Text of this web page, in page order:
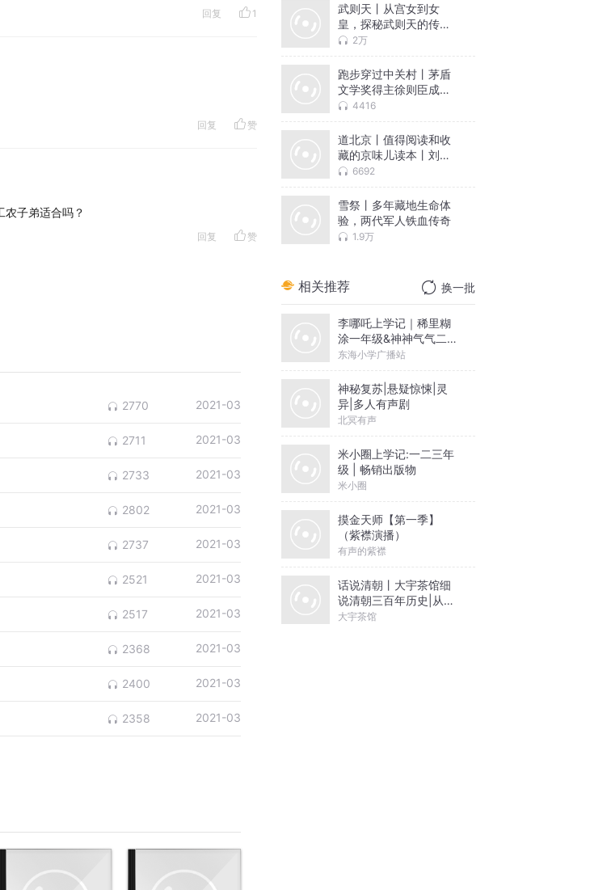
回复 1
回复 赞
子弟适合吗？
回复 赞
2770 2021-03
2711 2021-03
2733 2021-03
2802 2021-03
2737 2021-03
2521 2021-03
2517 2021-03
2368 2021-03
2400 2021-03
2358 2021-03
武则天丨从宫女到女
皇，探秘武则天的传奇
人生2万
跑步穿过中关村丨茅盾
文学奖得主徐则臣成名
作 4416
道北京丨值得阅读和收
藏的京味儿读本丨刘一
达 6692
雪祭丨多年藏地生命体
验，两代军人铁血传奇
1.9万
相关推荐 换一批
李哪吒上学记｜稀里糊
涂一年级&神神气气二年
级
东海小学广播站
神秘复苏|悬疑惊悚|灵
异|多人有声剧
北冥有声
米小圈上学记:一二三年
级 | 畅销出版物
米小圈
摸金天师【第一季】
（紫襟演播）
有声的紫襟
话说清朝丨大宇茶馆细
说清朝三百年历史|从努
尔哈赤到末代皇帝溥仪|
大宇茶馆